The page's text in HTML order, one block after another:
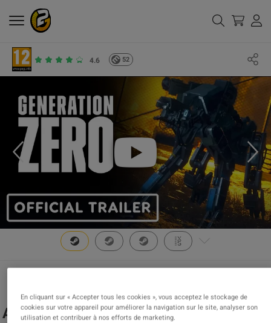
4.6 52
Generation Zero - Companion
Accessories Pack DLC PC Steam CD Key
En cliquant sur « Accepter tous les cookies », vous acceptez le stockage de
cookies sur votre appareil pour améliorer la navigation sur le site, analyser son
utilisation et contribuer à nos efforts de marketing.